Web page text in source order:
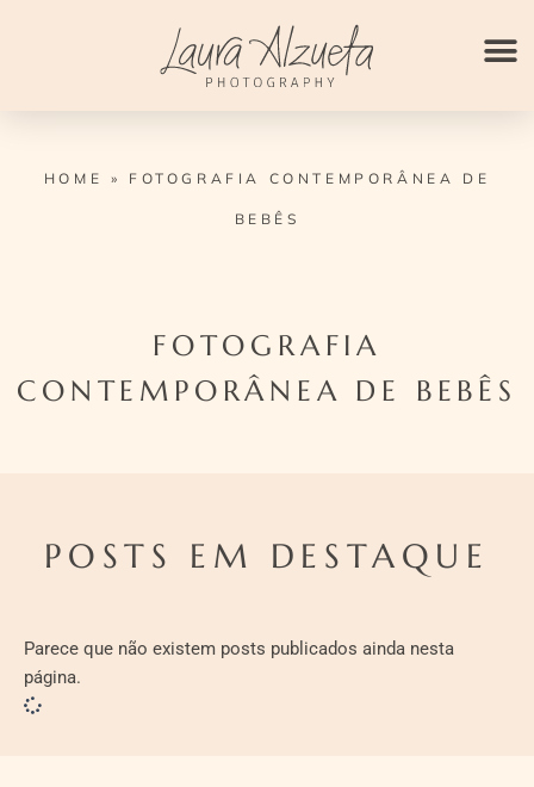
HOME » FOTOGRAFIA CONTEMPORÂNEA DE
BEBÊS
FOTOGRAFIA
CONTEMPORÂNEA DE BEBÊS
POSTS EM DESTAQUE
Parece que não existem posts publicados ainda nesta
página.